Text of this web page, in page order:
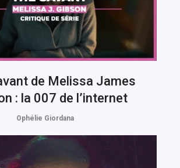
de Melissa James
: la 007 de l’internet
Ophélie Giordana